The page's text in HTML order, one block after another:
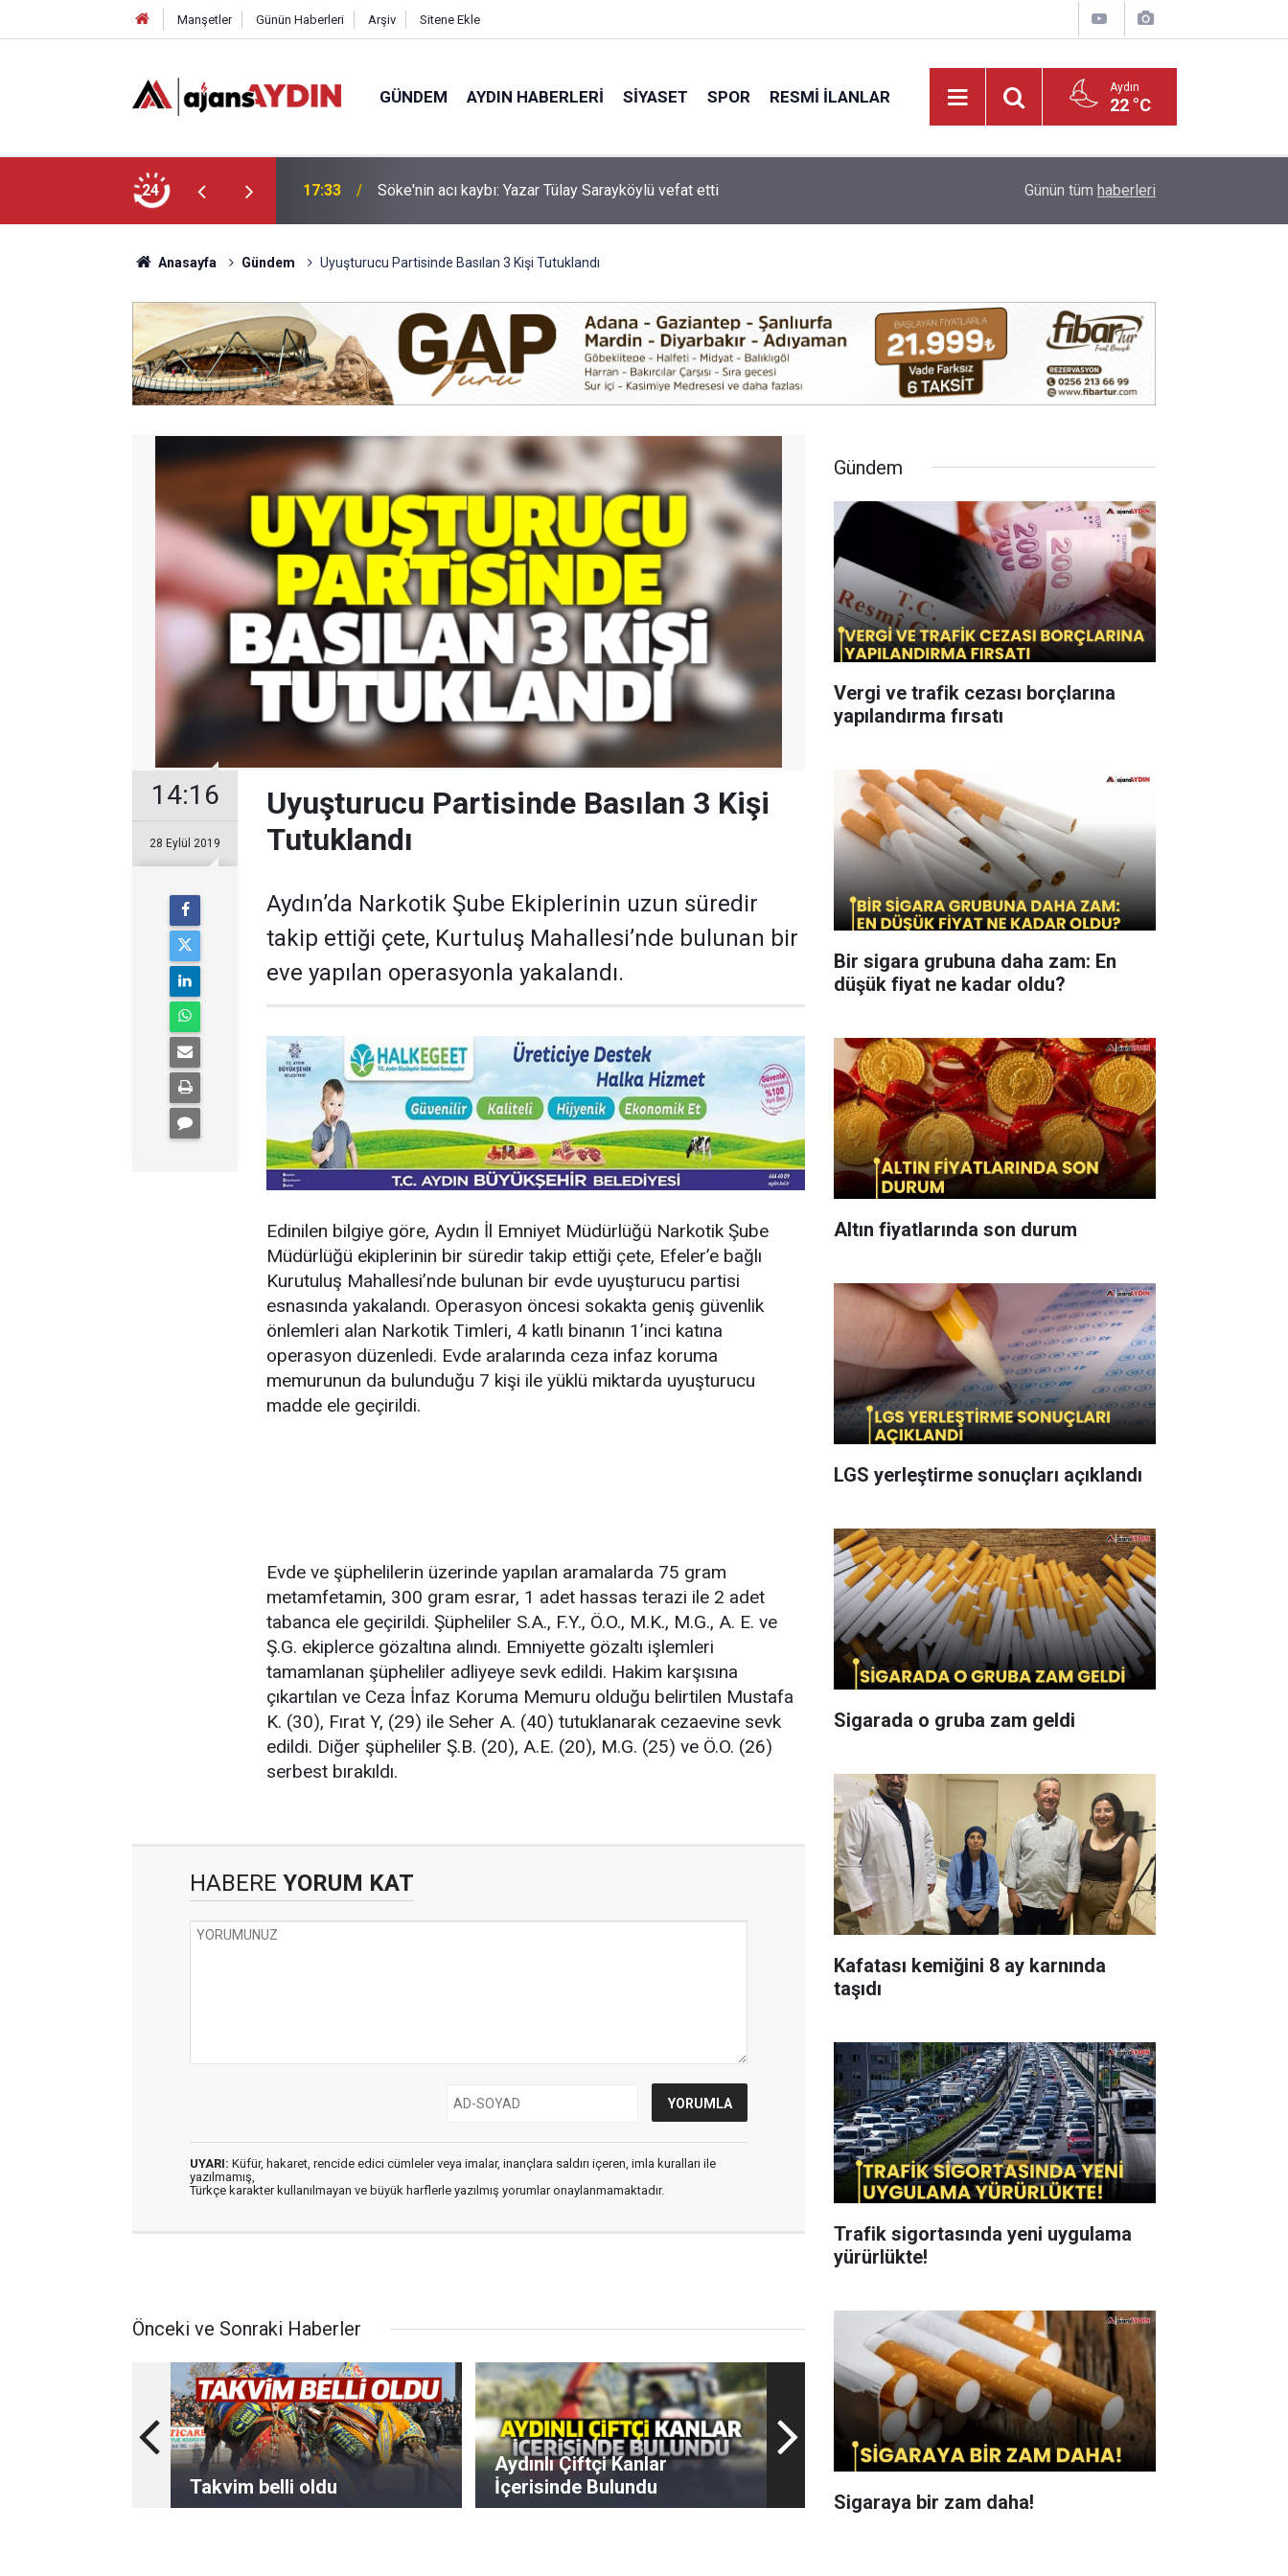
Manşetler Günün Haberleri Arşiv Sitene Ekle
GÜNDEM AYDIN HABERLERI SIYASET SPOR RESMI İLANLAR Aydın
22 °C
24 17:23 Nazilli'de motosiklet kazası: 16 yaşındaki Mustafa vefat etti Kuyucak'ta 5 dekar kestanelik yandı
Günün tüm haberleri
Anasayfa Gündem Uyuşturucu Partisinde Basılan 3 Kişi Tutuklandı
14:16
28 Eylül 2019
Uyuşturucu Partisinde Basılan 3 Kişi
Tutuklandı
Aydın’da Narkotik Şube Ekiplerinin uzun süredir
takip ettiği çete, Kurtuluş Mahallesi’nde bulunan bir
eve yapılan operasyonla yakalandı.
Edinilen bilgiye göre, Aydın İl Emniyet Müdürlüğü Narkotik Şube
Müdürlüğü ekiplerinin bir süredir takip ettiği çete, Efeler’e bağlı
Kurutuluş Mahallesi’nde bulunan bir evde uyuşturucu partisi
esnasında yakalandı. Operasyon öncesi sokakta geniş güvenlik
önlemleri alan Narkotik Timleri, 4 katlı binanın 1’inci katına
operasyon düzenledi. Evde aralarında ceza infaz koruma
memurunun da bulunduğu 7 kişi ile yüklü miktarda uyuşturucu
madde ele geçirildi.
Evde ve şüphelilerin üzerinde yapılan aramalarda 75 gram
metamfetamin, 300 gram esrar, 1 adet hassas terazi ile 2 adet
tabanca ele geçirildi. Şüpheliler S.A., F.Y., Ö.O., M.K., M.G., A. E. ve
Ş.G. ekiplerce gözaltına alındı. Emniyette gözaltı işlemleri
tamamlanan şüpheliler adliyeye sevk edildi. Hakim karşısına
çıkartılan ve Ceza İnfaz Koruma Memuru olduğu belirtilen Mustafa
K. (30), Fırat Y, (29) ile Seher A. (40) tutuklanarak cezaevine sevk
edildi. Diğer şüpheliler Ş.B. (20), A.E. (20), M.G. (25) ve Ö.O. (26)
serbest bırakıldı.
HABERE YORUM KAT
UYARI: Küfür, hakaret, rencide edici cümleler veya imalar, inançlara saldırı içeren, imla kuralları ile
yazılmamış,
Türkçe karakter kullanılmayan ve büyük harflerle yazılmış yorumlar onaylanmamaktadır.
Önceki ve Sonraki Haberler
Takvim belli oldu
Aydınlı Çiftçi Kanlar
İçerisinde Bulundu
Gündem
Vergi ve trafik cezası borçlarına
yapılandırma fırsatı
Bir sigara grubuna daha zam: En
düşük fiyat ne kadar oldu?
Altın fiyatlarında son durum
LGS yerleştirme sonuçları açıklandı
Sigarada o gruba zam geldi
Kafatası kemiğini 8 ay karnında
taşıdı
Trafik sigortasında yeni uygulama
yürürlükte!
Sigaraya bir zam daha!